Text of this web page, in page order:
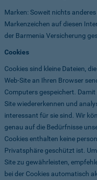
Marken: Soweit nichts
Markenzeichen auf diesen
der Barmenia Versicherung
Cookies
Cookies sind kleine Dateien,
Web-Site an Ihren Browser
Computers gespeichert.
Site wiedererkennen und
interessant für sie sind. Wir
genau auf die Bedürfnisse
Cookies enthalten keine
Privatsphäre geschützt ist.
Site zu gewährleisten,
bei der Cookies automatisch